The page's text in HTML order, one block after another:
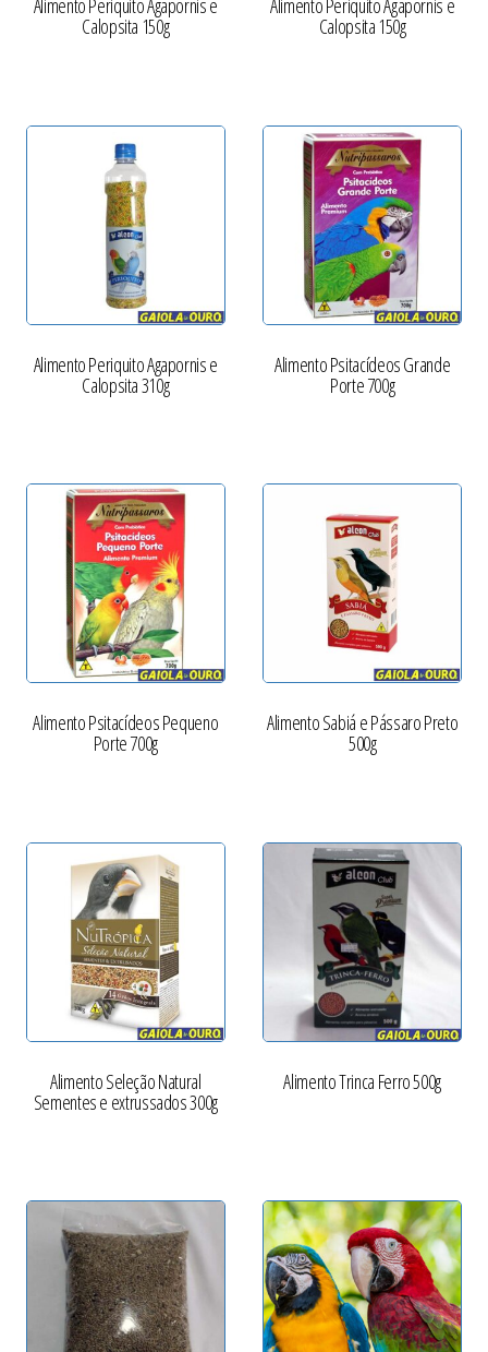
Alimento Periquito Agapornis e
Calopsita 150g
Alimento Periquito Agapornis e
Calopsita 150g
Alimento Periquito Agapornis e
Calopsita 310g
Alimento Psitacídeos Grande
Porte 700g
Alimento Psitacídeos Pequeno
Porte 700g
Alimento Sabiá e Pássaro Preto
500g
Alimento Seleção Natural
Sementes e extrussados 300g
Alimento Trinca Ferro 500g